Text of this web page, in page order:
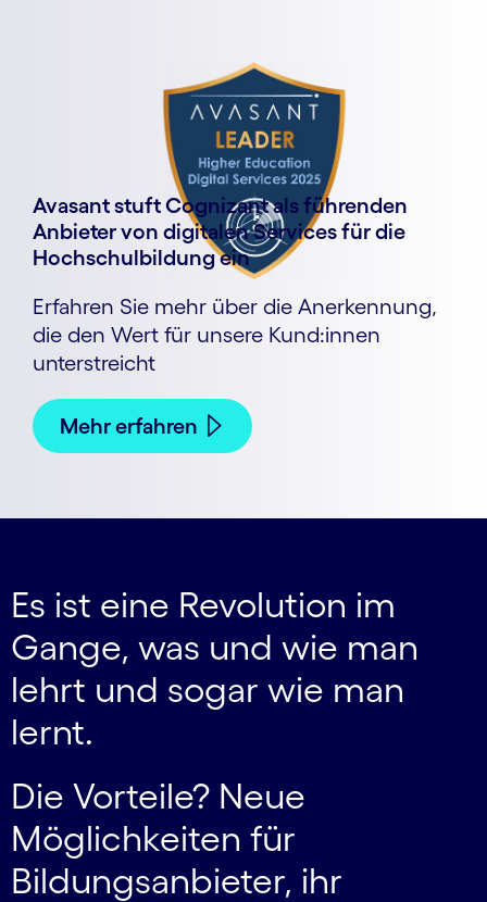
Avasant stuft Cognizant als führenden
Anbieter von digitalen Services für die
Hochschulbildung ein
Erfahren Sie mehr über die Anerkennung,
die den Wert für unsere Kund:innen
unterstreicht
Mehr erfahren
Es ist eine Revolution im
Gange, was und wie man
lehrt und sogar wie man
lernt.
Die Vorteile? Neue
Möglichkeiten für
Bildungsanbieter, ihr